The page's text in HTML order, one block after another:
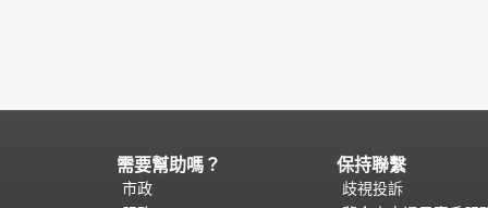
頁
面
需要幫助嗎？
市政
保持聯繫
歧視投訴